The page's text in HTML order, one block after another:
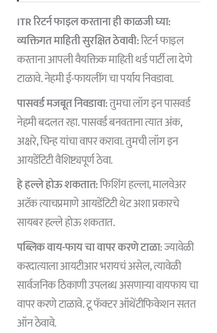
ITR रिटर्न फाइल करताना ही काळजी घ्या:
व्यक्तिगत माहिती सुरक्षित ठेवावी:रिटर्न फाइल
करताना आपली वैयक्तिक माहिती थर्ड पार्टी ला देणे
टाळावे. नेहमी ई-फायलींग चा पर्याय निवडावा.
पासवर्ड मजबूत निवडावा:तुमचा लॉग इन पासवर्ड
नेहमी बदलत रहा. पासवर्ड बनवताना त्यात अंक,
अक्षरे, चिन्ह यांचा वापर करावा. तुमची लॉग इन
आयडेंटिटी वैशिष्ट्यपूर्ण ठेवा.
हे हल्ले होऊ शकतात:फिशिंग हल्ला, मालवेअर
अटॅक त्याचप्रमाणे आयडेंटिटी थेट अशा प्रकारचे
सायबर हल्ले होऊ शकतात.
पब्लिक वाय-फाय चा वापर करणे टाळा: ज्यावेळी
करदात्याला आयटीआर भरायचं असेल, त्यावेळी
सार्वजनिक ठिकाणी उपलब्ध असणाऱ्या वायफाय चा
वापर करणे टाळावे. टू फॅक्टर ऑथेंटीफिकेशन सतत
ऑन ठेवावे.